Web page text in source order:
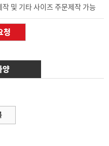
및 기타 사이즈 주문제작 가능
양